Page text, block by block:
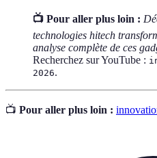
📺 Pour aller plus loin :
technologies hitech
analyse complète de ces
Recherchez sur YouTube :
2026.
📺 Pour aller plus loin :